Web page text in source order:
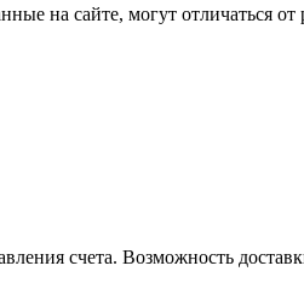
на сайте, могут отличаться от
счета. Возможность